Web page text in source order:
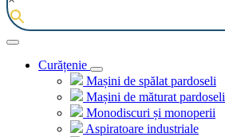
Curățenie
Mașini de spălat pardoseli
Mașini de măturat pardoseli
Monodiscuri și monoperii
Aspiratoare industriale